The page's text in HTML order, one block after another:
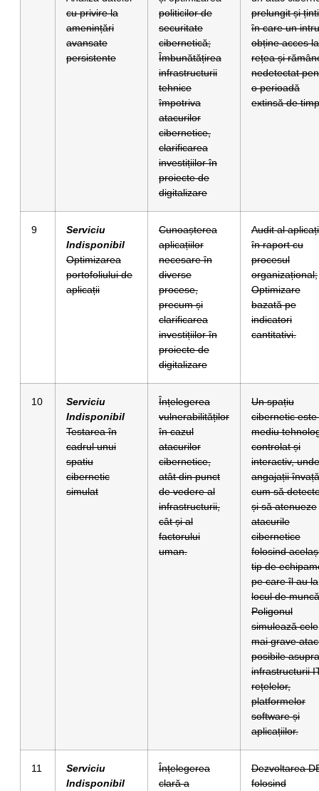
cu privire la
amenințări
avansate
persistente
politicilor de
securitate
cibernetică;
Îmbunătățirea
infrastructurii
tehnice
împotriva
atacurilor
cibernetice,
clarificarea
investițiilor în
proiecte de
digitalizare
prelungit și
în care un
obține acces la
rețea și
nedetectat
o perioadă
extinsă de
9
Serviciu
Indisponibil
Optimizarea
portofoliului de
aplicații
Cunoașterea
aplicațiilor
necesare în
diverse
procese,
precum și
clarificarea
investițiilor în
proiecte de
digitalizare
Audit al
în raport cu
procesul
organizațional;
Optimizare
bazată pe
indicatori
cantitativi.
10
Serviciu
Indisponibil
Testarea în
cadrul unui
spatiu
cibernetic
simulat
Înțelegerea
vulnerabilităților
în cazul
atacurilor
cibernetice,
atât din punct
de vedere al
infrastructurii,
cât și al
factorului
uman.
Un spațiu
cibernetic este
mediu
controlat și
interactiv, unde
angajații învață
cum să
și să atenueze
atacurile
cibernetice
folosind
tip de
pe care îl au la
locul de
Poligonul
simulează cele
mai grave
posibile asupra
infrastructurii
rețelelor,
platformelor
software și
aplicațiilor.
11
Serviciu
Indisponibil
Înțelegerea
clară a
Dezvoltarea
folosind